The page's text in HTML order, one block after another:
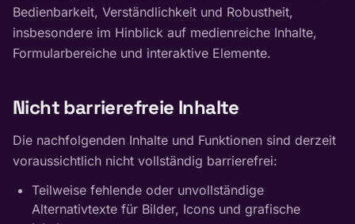
Bedienbarkeit, Verständlichkeit und Robustheit,
insbesondere im Hinblick auf medienreiche Inhalte,
Formularbereiche und interaktive Elemente.
Nicht barrierefreie Inhalte
Die nachfolgenden Inhalte und Funktionen sind derzeit
voraussichtlich nicht vollständig barrierefrei:
Teilweise fehlende oder unvollständige
Alternativtexte für Bilder, Icons und grafische